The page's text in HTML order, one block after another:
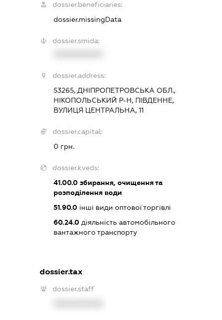
dossier.beneficiaries:
dossier.missingData
dossier.smida:
dossier.address:
53265, ДНІПРОПЕТРОВСЬКА ОБЛ.,
НІКОПОЛЬСЬКИЙ Р-Н, ПІВДЕННЕ,
ВУЛИЦЯ ЦЕНТРАЛЬНА, 11
dossier.capital:
0 грн.
dossier.kveds:
41.00.0збирання, очищення та
розподілення води
51.90.0інші види оптової торгівлі
60.24.0діяльність автомобільного
вантажного транспорту
dossier.tax
dossier.staff